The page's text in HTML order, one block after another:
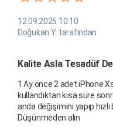
12.09.2025 10:10
Doğukan Y. tarafından
Kalite Asla Tesadüf
1 Ay önce 2 adet iPhone
kullandıktan kısa süre
anda değişimini yapıp hızlı
Düşünmeden alın